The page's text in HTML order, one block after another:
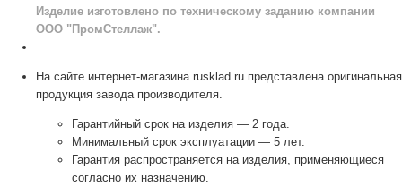
Изделие изготовлено по техническому заданию компании
ООО "ПромСтеллаж".
На сайте интернет-магазина rusklad.ru представлена оригинальная
продукция завода производителя.
Гарантийный срок на изделия — 2 года.
Минимальный срок эксплуатации — 5 лет.
Гарантия распространяется на изделия, применяющиеся
согласно их назначению.